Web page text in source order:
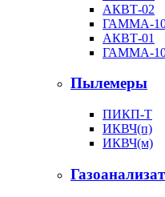
АКВТ-02
ГАММА-
АКВТ-01
ГАММА-
Пылемеры
ПИКП-Т
ИКВЧ(п)
ИКВЧ(м)